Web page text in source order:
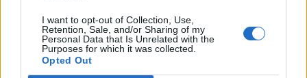
I want to opt-out of Collection, Use,
Retention, Sale, and/or Sharing of my
Personal Data that Is Unrelated with the
Purposes for which it was collected.
Opted Out
MÁR ELŐFIZETŐNK VAGY?BEJELENTKEZÉS